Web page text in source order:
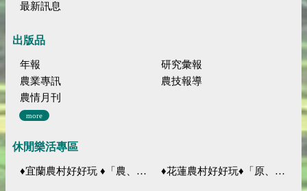
最新訊息
出版品
年報
研究彙報
農業專訊
農技報導
農情月刊
more
休閒樂活專區
♦宜蘭農村好好玩 ♦「農、藝、山、水」四條遊程推薦 ♦花蓮農村好好玩♦「原、生、慢、活」四條遊程推薦